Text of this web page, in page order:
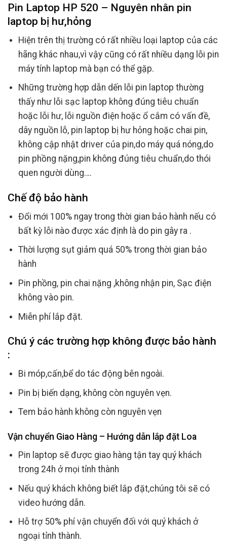
Pin Laptop HP 520 – Nguyên nhân pin
laptop bị hư,hỏng
Hiện trên thị trường có rất nhiều loại laptop của các
hãng khác nhau,vì vậy cũng có rất nhiều dạng lỗi pin
máy tính laptop mà bạn có thể gặp.
Những trường hợp dẫn dến lỗi pin laptop thường
thấy như lỗi sạc laptop không đúng tiêu chuẩn
hoặc lỗi hư, lỗi nguồn điện hoặc ổ cắm có vấn đề,
dây nguồn lỗ, pin laptop bị hư hỏng hoặc chai pin,
không cập nhật driver của pin,do máy quá nóng,do
pin phồng nặng,pin không đúng tiêu chuẩn,do thói
quen người dùng….
Chế độ bảo hành
Đổi mới 100% ngay trong thời gian bảo hành nếu có
bất kỳ lỗi nào được xác định là do pin gây ra .
Thời lượng sụt giảm quá 50% trong thời gian bảo
hành
Pin phồng, pin chai nặng ,không nhận pin, Sạc điện
không vào pin.
Miễn phí lắp đặt.
Chú ý các trường hợp không được bảo hành
:
Bi móp,cấn,bể do tác động bên ngoài.
Pin bị biến dạng, không còn nguyên vẹn.
Tem bảo hành không còn nguyên vẹn
Vận chuyển Giao Hàng – Hướng dẫn lắp đặt Loa
Pin laptop sẽ được giao hàng tận tay quý khách
trong 24h ở mọi tỉnh thành
Nếu quý khách không biết lắp đặt,chúng tôi sẽ có
video hướng dẫn.
Hỗ trợ 50% phí vận chuyển đối với quý khách ở
ngoại tỉnh thành.